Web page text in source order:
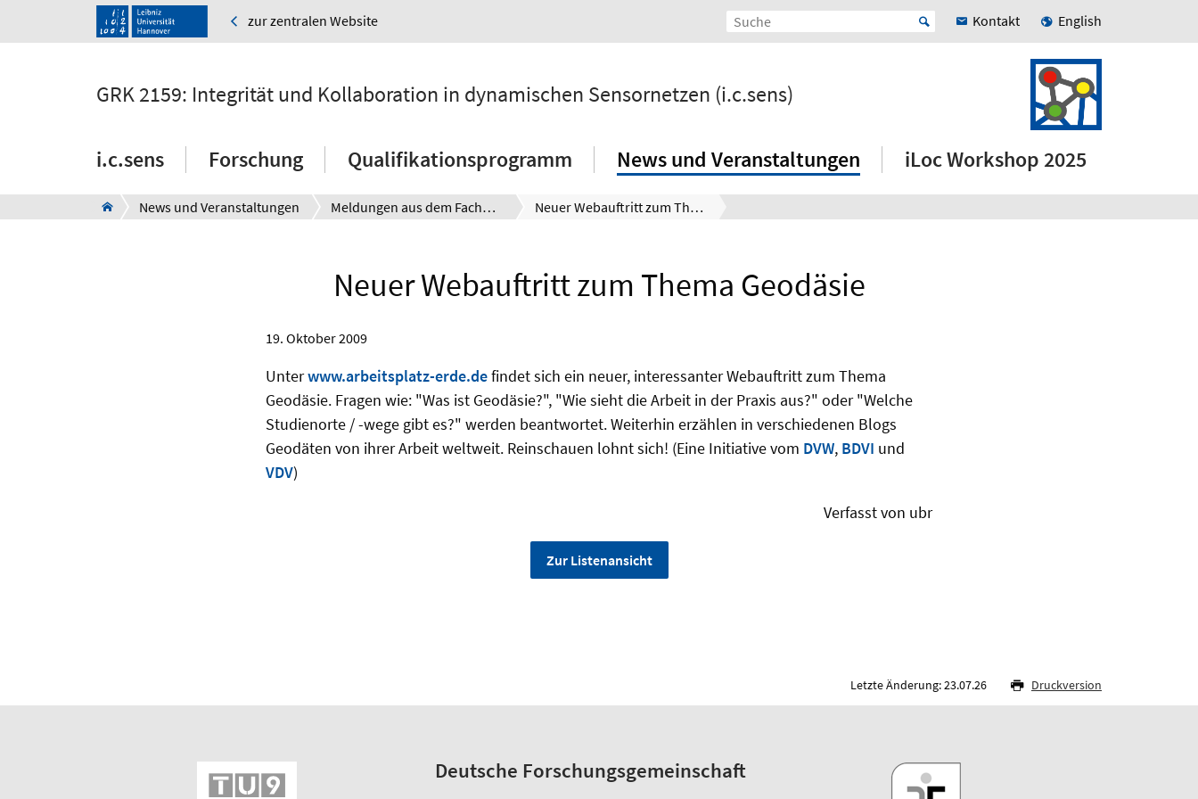
zur zentralen Website Kontakt English
GRK 2159: Integrität und Kollaboration in dynamischen Sensornetzen (i.c.sens)
i.c.sens Forschung Qualifikationsprogramm News und Veranstaltungen iLoc Workshop 2025
News und Veranstaltungen Meldungen aus dem Fachbereich Neuer Webauftritt zum Thema Geodäsie
Neuer Webauftritt zum Thema Geodäsie
19. Oktober 2009
Unterwww.arbeitsplatz-erde.defindet sich ein neuer, interessanter Webauftritt zum Thema
Geodäsie. Fragen wie: "Was ist Geodäsie?", "Wie sieht die Arbeit in der Praxis aus?" oder "Welche
Studienorte / -wege gibt es?" werden beantwortet. Weiterhin erzählen in verschiedenen Blogs
Geodäten von ihrer Arbeit weltweit. Reinschauen lohnt sich! (Eine Initiative vom DVW, BDVI und
VDV)
Verfasst von ubr
Zur Listenansicht
Letzte Änderung: 23.07.26 Druckversion
Deutsche Forschungsgemeinschaft